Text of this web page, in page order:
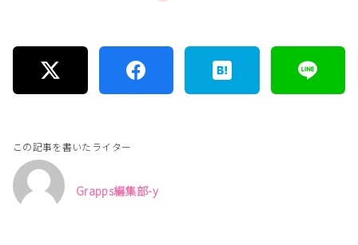
この記事を書いたライター
Grapps編集部-y